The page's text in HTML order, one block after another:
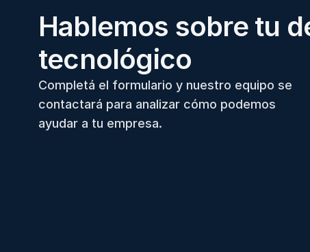
Hablemos sobre tu
tecnológico
Completá el formulario y nuestro equipo se
contactará para analizar cómo podemos
ayudar a tu empresa.